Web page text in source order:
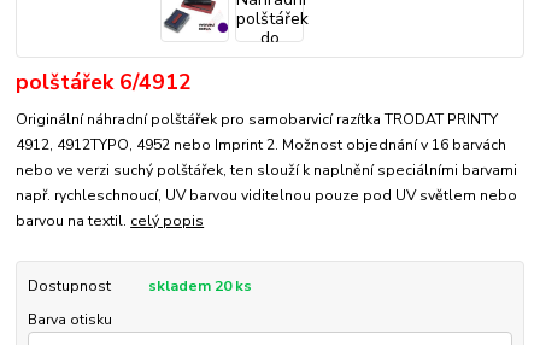
polštářek 6/4912
Originální náhradní polštářek pro samobarvicí razítka TRODAT PRINTY
4912, 4912TYPO, 4952 nebo Imprint 2. Možnost objednání v 16 barvách
nebo ve verzi suchý polštářek, ten slouží k naplnění speciálními barvami
např. rychleschnoucí, UV barvou viditelnou pouze pod UV světlem nebo
barvou na textil. celý popis
Dostupnost
skladem 20 ks
Barva otisku